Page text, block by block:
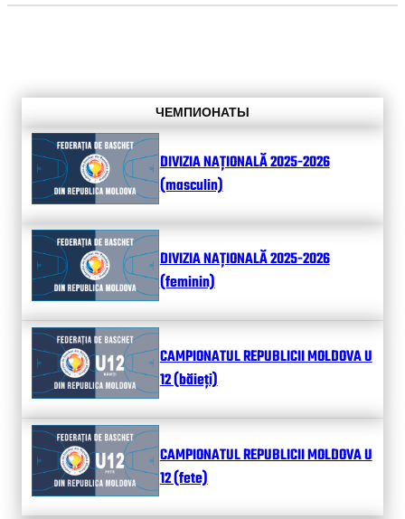
ЧЕМПИОНАТЫ
DIVIZIA NAȚIONALĂ 2025-2026
(masculin)
DIVIZIA NAȚIONALĂ 2025-2026
(feminin)
CAMPIONATUL REPUBLICII MOLDOVA U
12 (băieți)
CAMPIONATUL REPUBLICII MOLDOVA U
12 (fete)